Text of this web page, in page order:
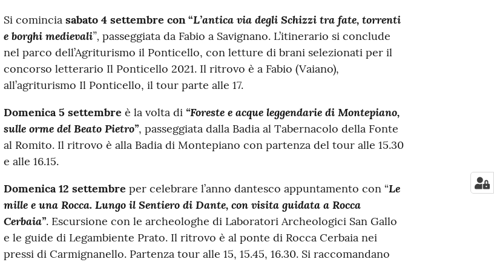
Si comincia sabato 4 settembre con “L’antica via degli Schizzi tra fate, torrenti
e borghi medievali”, passeggiata da Fabio a Savignano. L’itinerario si conclude
nel parco dell’Agriturismo il Ponticello, con letture di brani selezionati per il
concorso letterario Il Ponticello 2021. Il ritrovo è a Fabio (Vaiano),
all’agriturismo Il Ponticello, il tour parte alle 17.
Domenica 5 settembre è la volta di “Foreste e acque leggendarie di Montepiano,
sulle orme del Beato Pietro”, passeggiata dalla Badia al Tabernacolo della Fonte
al Romito. Il ritrovo è alla Badia di Montepiano con partenza del tour alle 15.30
e alle 16.15.
Domenica 12 settembre per celebrare l’anno dantesco appuntamento con “Le
mille e una Rocca. Lungo il Sentiero di Dante, con visita guidata a Rocca
Cerbaia”. Escursione con le archeologhe di Laboratori Archeologici San Gallo
e le guide di Legambiente Prato. Il ritrovo è al ponte di Rocca Cerbaia nei
pressi di Carmignanello. Partenza tour alle 15, 15.45, 16.30. Si raccomandano